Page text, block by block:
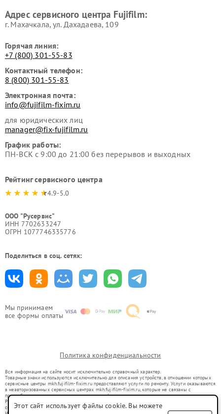
Мы принимаем
все формы оплаты
Адрес сервисного центра Fujifilm:
г. Махачкала, ул. Дахадаева, 109
Горячая линия:
+7 (800) 301-55-83
Контактный телефон:
8 (800) 301-55-83
Электронная почта:
info@fujifilm-fixim.ru
для юридических лиц
manager@fix-fujifilm.ru
График работы:
ПН-ВСК с 9:00 до 21:00 без перерывов и выходных
Рейтинг сервисного центра
4.9-5.0
ООО "Русервис"
ИНН 7702633247
ОГРН 1077746335776
Поделиться в соц. сетях:
Политика конфиденциальности
Вся информация на сайте носит исключительно справочный характер.
Товарные знаки используются исключительно для описания устройств, в отношении которых
сервисные центры mkh.fujifilm-fixim.ru предоставляют услуги по ремонту. Услуги оказываются
в неавторизованных сервисных центрах mkh.fujifilm-fixim.ru, которые не связаны с
правообладателями товарных знаков или их официальными представителями.
Ремонт осуществляется для устройств, уже введенных в гражданский оборот в соответствии
со статьей 1487 ГК РФ.
Этот сайт использует файлы cookie. Вы можете